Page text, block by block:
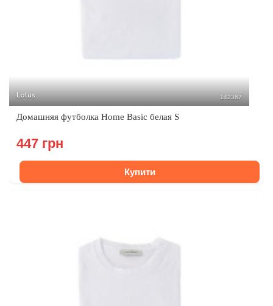
Lotus 142367
Домашняя футболка Home Basic белая S
447 грн
Купити